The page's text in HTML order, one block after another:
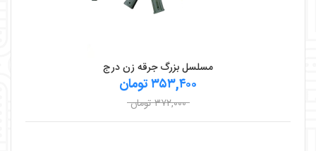
مسلسل بزرگ جرقه زن درج
۳۵۳,۴۰۰ تومان
۳۷۲,۰۰۰ تومان